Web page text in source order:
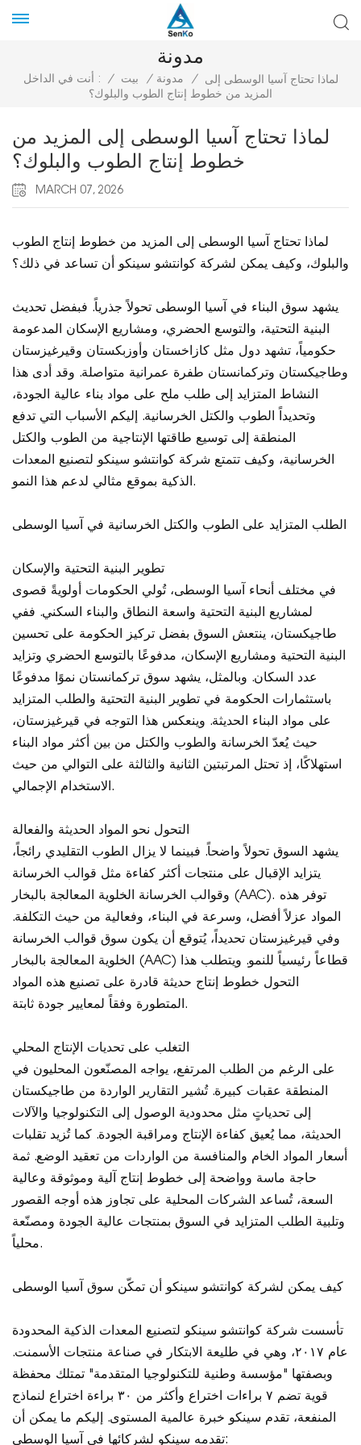
مدونة
أنت في الداخل : / بيت / مدونة /
لماذا تحتاج آسيا الوسطى إلى
المزيد من خطوط إنتاج الطوب والبلوك؟
لماذا تحتاج آسيا الوسطى إلى المزيد من
خطوط إنتاج الطوب والبلوك؟
MARCH 07, 2026
لماذا تحتاج آسيا الوسطى إلى المزيد من خطوط إنتاج الطوب
والبلوك، وكيف يمكن لشركة كوانتشو سينكو أن تساعد في ذلك؟
يشهد سوق البناء في آسيا الوسطى تحولاً جذرياً. فبفضل تحديث
البنية التحتية، والتوسع الحضري، ومشاريع الإسكان المدعومة
حكومياً، تشهد دول مثل كازاخستان وأوزبكستان وقيرغيزستان
وطاجيكستان وتركمانستان طفرة عمرانية متواصلة. وقد أدى هذا
النشاط المتزايد إلى طلب ملح على مواد بناء عالية الجودة،
وتحديداً الطوب والكتل الخرسانية. إليكم الأسباب التي تدفع
المنطقة إلى توسيع طاقتها الإنتاجية من الطوب والكتل
الخرسانية، وكيف تتمتع شركة كوانتشو سينكو لتصنيع المعدات
الذكية بموقع مثالي لدعم هذا النمو.
الطلب المتزايد على الطوب والكتل الخرسانية في آسيا الوسطى
تطوير البنية التحتية والإسكان
في مختلف أنحاء آسيا الوسطى، تُولي الحكومات أولويةً قصوى
لمشاريع البنية التحتية واسعة النطاق والبناء السكني. ففي
طاجيكستان، ينتعش السوق بفضل تركيز الحكومة على تحسين
البنية التحتية ومشاريع الإسكان، مدفوعًا بالتوسع الحضري وتزايد
عدد السكان. وبالمثل، يشهد سوق تركمانستان نموًا مدفوعًا
باستثمارات الحكومة في تطوير البنية التحتية والطلب المتزايد
على مواد البناء الحديثة. وينعكس هذا التوجه في قيرغيزستان،
حيث يُعدّ الخرسانة والطوب والكتل من بين أكثر مواد البناء
استهلاكًا، إذ تحتل المرتبتين الثانية والثالثة على التوالي من حيث
الاستخدام الإجمالي.
التحول نحو المواد الحديثة والفعالة
يشهد السوق تحولاً واضحاً. فبينما لا يزال الطوب التقليدي رائجاً،
يتزايد الإقبال على منتجات أكثر كفاءة مثل قوالب الخرسانة
وقوالب الخرسانة الخلوية المعالجة بالبخار (AAC). توفر هذه
المواد عزلاً أفضل، وسرعة في البناء، وفعالية من حيث التكلفة.
وفي قيرغيزستان تحديداً، يُتوقع أن يكون سوق قوالب الخرسانة
الخلوية المعالجة بالبخار (AAC) قطاعاً رئيسياً للنمو. ويتطلب هذا
التحول خطوط إنتاج حديثة قادرة على تصنيع هذه المواد
المتطورة وفقاً لمعايير جودة ثابتة.
التغلب على تحديات الإنتاج المحلي
على الرغم من الطلب المرتفع، يواجه المصنّعون المحليون في
المنطقة عقبات كبيرة. تُشير التقارير الواردة من طاجيكستان
إلى تحدياتٍ مثل محدودية الوصول إلى التكنولوجيا والآلات
الحديثة، مما يُعيق كفاءة الإنتاج ومراقبة الجودة. كما تُزيد تقلبات
أسعار المواد الخام والمنافسة من الواردات من تعقيد الوضع. ثمة
حاجة ماسة وواضحة إلى خطوط إنتاج آلية وموثوقة وعالية
السعة، تُساعد الشركات المحلية على تجاوز هذه أوجه القصور
وتلبية الطلب المتزايد في السوق بمنتجات عالية الجودة ومصنّعة
محلياً.
كيف يمكن لشركة كوانتشو سينكو أن تمكّن سوق آسيا الوسطى
تأسست شركة كوانتشو سينكو لتصنيع المعدات الذكية المحدودة
عام ٢٠١٧، وهي في طليعة الابتكار في صناعة منتجات الأسمنت.
وبصفتها "مؤسسة وطنية للتكنولوجيا المتقدمة" تمتلك محفظة
قوية تضم ٧ براءات اختراع وأكثر من ٣٠ براءة اختراع لنماذج
المنفعة، تقدم سينكو خبرة عالمية المستوى. إليكم ما يمكن أن
تقدمه سينكو لشركائها في آسيا الوسطى: